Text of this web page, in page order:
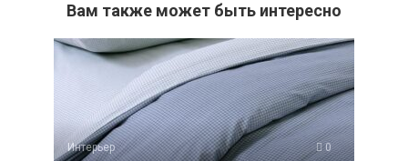
Вам также может быть интересно
Интерьер 0